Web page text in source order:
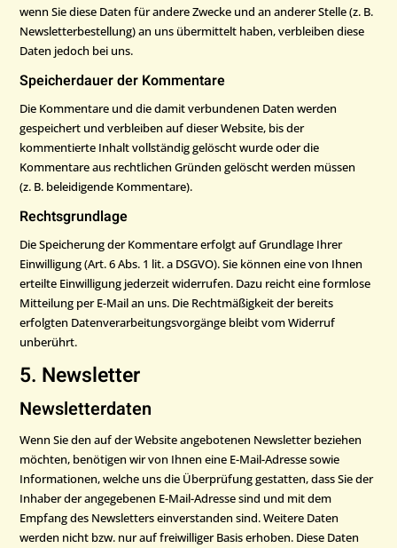
wenn Sie diese Daten für andere Zwecke und an anderer Stelle (z. B.
Newsletterbestellung) an uns übermittelt haben, verbleiben diese
Daten jedoch bei uns.
Speicherdauer der Kommentare
Die Kommentare und die damit verbundenen Daten werden
gespeichert und verbleiben auf dieser Website, bis der
kommentierte Inhalt vollständig gelöscht wurde oder die
Kommentare aus rechtlichen Gründen gelöscht werden müssen
(z. B. beleidigende Kommentare).
Rechtsgrundlage
Die Speicherung der Kommentare erfolgt auf Grundlage Ihrer
Einwilligung (Art. 6 Abs. 1 lit. a DSGVO). Sie können eine von Ihnen
erteilte Einwilligung jederzeit widerrufen. Dazu reicht eine formlose
Mitteilung per E-Mail an uns. Die Rechtmäßigkeit der bereits
erfolgten Datenverarbeitungsvorgänge bleibt vom Widerruf
unberührt.
5. Newsletter
Newsletter­daten
Wenn Sie den auf der Website angebotenen Newsletter beziehen
möchten, benötigen wir von Ihnen eine E-Mail-Adresse sowie
Informationen, welche uns die Überprüfung gestatten, dass Sie der
Inhaber der angegebenen E-Mail-Adresse sind und mit dem
Empfang des Newsletters einverstanden sind. Weitere Daten
werden nicht bzw. nur auf freiwilliger Basis erhoben. Diese Daten